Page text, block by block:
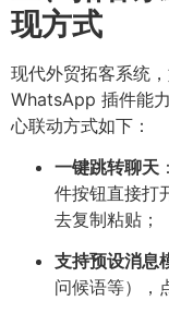
现方式
现代外贸拓客系统
WhatsApp 插件能
心联动方式如下：
一键跳转聊天
件按钮直接打
去复制粘贴；
支持预设消息
问候语等），